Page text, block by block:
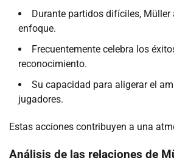
Durante partidos difíciles,
enfoque.
Frecuentemente celebra los
reconocimiento.
Su capacidad para aligerar el
jugadores.
Estas acciones contribuyen a una
Análisis de las relaciones de